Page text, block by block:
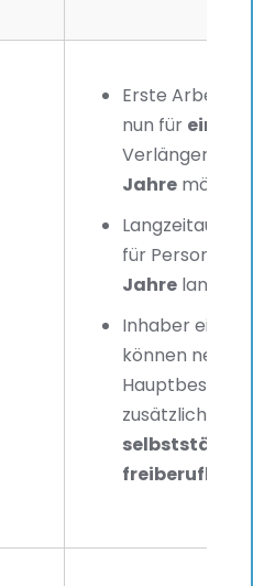
Erste
nun für ein
Jahre
für Personen
Jahre lang
Inhaber einer
können neben
zusätzliche